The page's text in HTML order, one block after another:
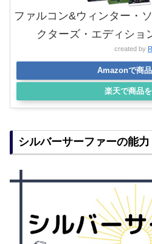
ファルコン&ウィンター・
クターズ・エディショ
created by
Amazonで商
楽天で商品
シルバーサーファーの能力